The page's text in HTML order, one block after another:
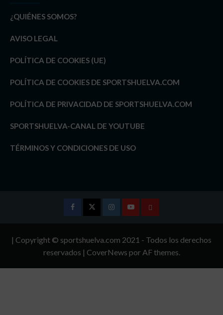
¿QUIÉNES SOMOS?
AVISO LEGAL
POLÍTICA DE COOKIES (UE)
POLÍTICA DE COOKIES DE SPORTSHUELVA.COM
POLÍTICA DE PRIVACIDAD DE SPORTSHUELVA.COM
SPORTSHUELVA-CANAL DE YOUTUBE
TÉRMINOS Y CONDICIONES DE USO
InstagramYoutubeTÉRMINOS
CONDICIONES
| Copyright © sportshuelva.com 2021 - Todos los derechos
reservados | CoverNews por AF themes.